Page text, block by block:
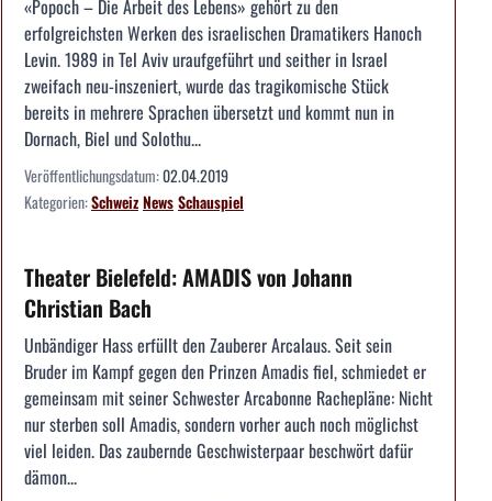
«Popoch – Die Arbeit des Lebens» gehört zu den
erfolgreichsten Werken des israelischen Dramatikers Hanoch
Levin. 1989 in Tel Aviv uraufgeführt und seither in Israel
zweifach neu-inszeniert, wurde das tragikomische Stück
bereits in mehrere Sprachen übersetzt und kommt nun in
Dornach, Biel und Solothu...
Veröffentlichungsdatum:02.04.2019
Kategorien:SchweizNewsSchauspiel
Theater Bielefeld: AMADIS von Johann
Christian Bach
Unbändiger Hass erfüllt den Zauberer Arcalaus. Seit sein
Bruder im Kampf gegen den Prinzen Amadis fiel, schmiedet er
gemeinsam mit seiner Schwester Arcabonne Rachepläne: Nicht
nur sterben soll Amadis, sondern vorher auch noch möglichst
viel leiden. Das zaubernde Geschwisterpaar beschwört dafür
dämon...